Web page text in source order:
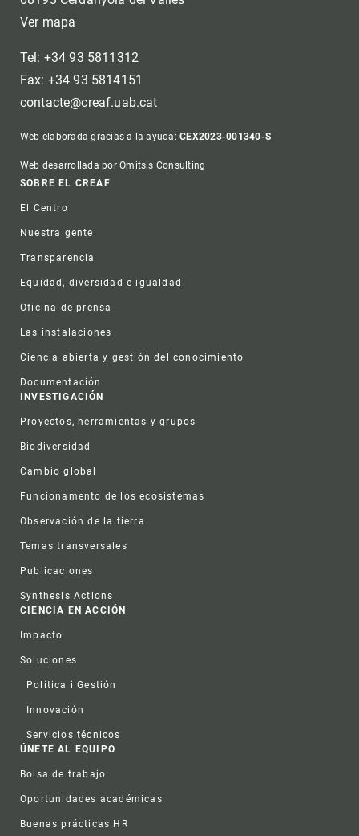
Ver mapa
Tel: +34 93 5811312
Fax: +34 93 5814151
contacte@creaf.uab.cat
Web elaborada gracias a la ayuda:CEX2023-001340-S
Web desarrollada por Omitsis Consulting
Footer
SOBRE EL CREAF
El Centro
Nuestra gente
Transparencia
Equidad, diversidad e igualdad
Oficina de prensa
Las instalaciones
Ciencia abierta y gestión del conocimiento
Documentación
INVESTIGACIÓN
Proyectos, herramientas y grupos
Biodiversidad
Cambio global
Funcionamento de los ecosistemas
Observación de la tierra
Temas transversales
Publicaciones
Synthesis Actions
CIENCIA EN ACCIÓN
Impacto
Soluciones
Política i Gestión
Innovación
Servicios técnicos
ÚNETE AL EQUIPO
Bolsa de trabajo
Oportunidades académicas
Buenas prácticas HR